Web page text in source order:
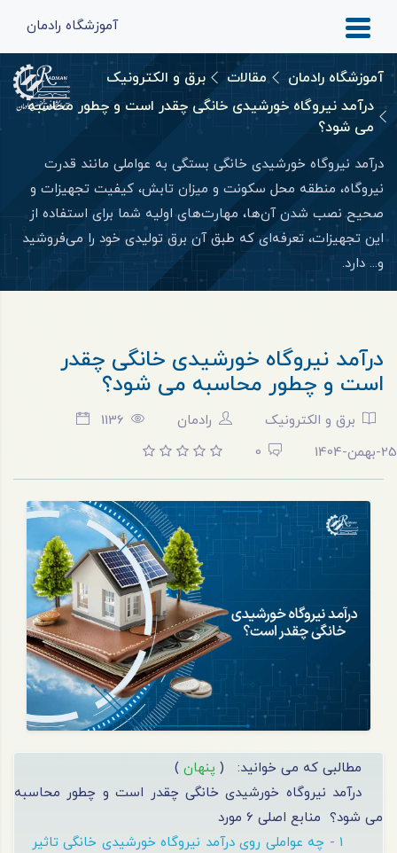
آموزشگاه رادمان
آموزشگاه رادمان مقالات
برق و الکترونیک
درآمد نیروگاه خورشیدی خانگی چقدر است و چطور محاسبه
می شود؟
درآمد نیروگاه خورشیدی خانگی بستگی به عواملی مانند قدرت
نیروگاه، منطقه محل سکونت و میزان تابش، کیفیت تجهیزات و
صحیح نصب شدن آن‌ها، مهارت‌های اولیه شما برای استفاده از
این تجهیزات، تعرفه‌ای که طبق آن برق تولیدی خود را می‌فروشید
و... دارد.
درآمد نیروگاه خورشیدی خانگی چقدر
است و چطور محاسبه می شود؟
برق و الکترونیک رادمان
1136
25-بهمن-1404
0
مطالبی که می خوانید: ( پنهان )
درآمد نیروگاه خورشیدی خانگی چقدر است و چطور محاسبه
می شود؟ منابع اصلی 6 مورد
1 - چه عواملی روی درآمد نیروگاه خورشیدی خانگی تاثیر